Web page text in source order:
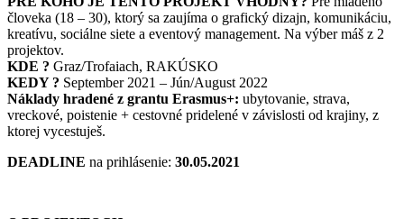
človeka (18 – 30), ktorý sa zaujíma o grafický dizajn, komunikáciu,
kreatívu, sociálne siete a eventový management. Na výber máš z 2
projektov.
KDE ? Graz/Trofaiach, RAKÚSKO
KEDY ? September 2021 – Jún/August 2022
Náklady hradené z grantu Erasmus+: ubytovanie, strava,
vreckové, poistenie + cestovné pridelené v závislosti od krajiny, z
ktorej vycestuješ.
DEADLINE na prihlásenie: 30.05.2021